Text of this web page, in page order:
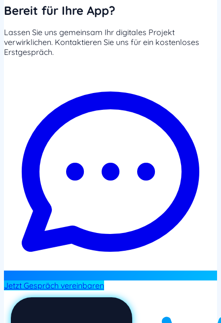
Bereit für Ihre App?
Lassen Sie uns gemeinsam Ihr digitales Projekt
verwirklichen. Kontaktieren Sie uns für ein kostenloses
Erstgespräch.
Jetzt Gespräch vereinbaren